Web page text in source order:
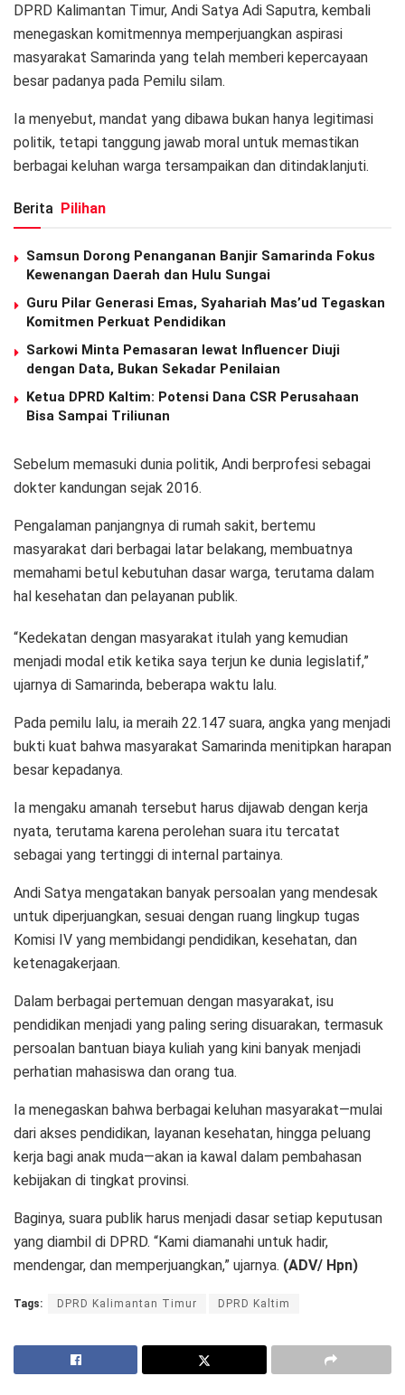
DPRD Kalimantan Timur, Andi Satya Adi Saputra, kembali
menegaskan komitmennya memperjuangkan aspirasi
masyarakat Samarinda yang telah memberi kepercayaan
besar padanya pada Pemilu silam.
Ia menyebut, mandat yang dibawa bukan hanya legitimasi
politik, tetapi tanggung jawab moral untuk memastikan
berbagai keluhan warga tersampaikan dan ditindaklanjuti.
Berita Pilihan
Samsun Dorong Penanganan Banjir Samarinda Fokus
Kewenangan Daerah dan Hulu Sungai
Guru Pilar Generasi Emas, Syahariah Mas’ud Tegaskan
Komitmen Perkuat Pendidikan
Sarkowi Minta Pemasaran lewat Influencer Diuji
dengan Data, Bukan Sekadar Penilaian
Ketua DPRD Kaltim: Potensi Dana CSR Perusahaan
Bisa Sampai Triliunan
Sebelum memasuki dunia politik, Andi berprofesi sebagai
dokter kandungan sejak 2016.
Pengalaman panjangnya di rumah sakit, bertemu
masyarakat dari berbagai latar belakang, membuatnya
memahami betul kebutuhan dasar warga, terutama dalam
hal kesehatan dan pelayanan publik.
“Kedekatan dengan masyarakat itulah yang kemudian
menjadi modal etik ketika saya terjun ke dunia legislatif,”
ujarnya di Samarinda, beberapa waktu lalu.
Pada pemilu lalu, ia meraih 22.147 suara, angka yang menjadi
bukti kuat bahwa masyarakat Samarinda menitipkan harapan
besar kepadanya.
Ia mengaku amanah tersebut harus dijawab dengan kerja
nyata, terutama karena perolehan suara itu tercatat
sebagai yang tertinggi di internal partainya.
Andi Satya mengatakan banyak persoalan yang mendesak
untuk diperjuangkan, sesuai dengan ruang lingkup tugas
Komisi IV yang membidangi pendidikan, kesehatan, dan
ketenagakerjaan.
Dalam berbagai pertemuan dengan masyarakat, isu
pendidikan menjadi yang paling sering disuarakan, termasuk
persoalan bantuan biaya kuliah yang kini banyak menjadi
perhatian mahasiswa dan orang tua.
Ia menegaskan bahwa berbagai keluhan masyarakat—mulai
dari akses pendidikan, layanan kesehatan, hingga peluang
kerja bagi anak muda—akan ia kawal dalam pembahasan
kebijakan di tingkat provinsi.
Baginya, suara publik harus menjadi dasar setiap keputusan
yang diambil di DPRD. “Kami diamanahi untuk hadir,
mendengar, dan memperjuangkan,” ujarnya. (ADV/ Hpn)
Tags: DPRD Kalimantan Timur DPRD Kaltim